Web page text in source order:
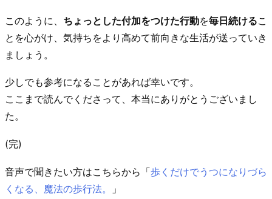
このように、 ちょっとした付加をつけた行動を毎日続けるこ
とを心がけ、気持ちをより高めて前向きな生活が送っていき
ましょう。
少しでも参考になることがあれば幸いです。
ここまで読んでくださって、本当にありがとうございまし
た。
(完)
音声で聞きたい方はこちらから「歩くだけでうつになりづら
くなる、魔法の歩行法。
」